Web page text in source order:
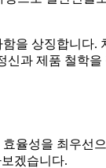
을 상징합니
과 제품 철학
율성을 최우
겠습니다.